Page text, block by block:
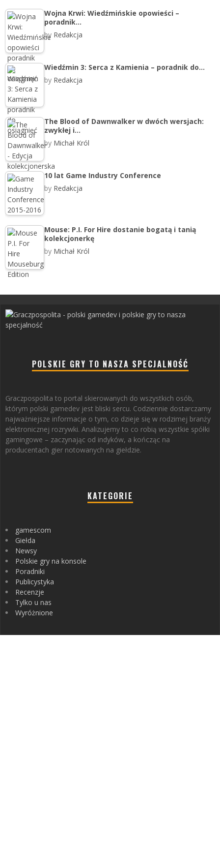
Wojna Krwi: Wiedźmińskie opowieści –
poradnik…
by Redakcja
Wiedźmin 3: Serca z Kamienia – poradnik do…
by Redakcja
The Blood of Dawnwalker w dwóch wersjach:
zwykłej i…
by Michał Król
10 lat Game Industry Conference
by Redakcja
Mouse: P.I. For Hire dostanie bogatą i tanią
kolekcjonerkę
by Michał Król
POLSKIE GRY TO NASZA SPECJALNOŚĆ
Graczpospolita to portal skierowanych do wszystkich osób,
którym polski gamedev jest bliski sercu. Codziennie dostarczamy
najważniejsze informacje o tym, co dzieje się w rodzimej branży
elektronicznej rozrywki. Analizujemy to co robią wszystkie spółki
gamingowe – zaczynając od indyków, a kończąc na
producentach gier notowanych na giełdzie.
KATEGORIE
gamescom
Giełda
Newsy
Polskie gry na konsole
Poradniki
Publicystyka
Recenzje
Tylko u nas
Wyróżnione